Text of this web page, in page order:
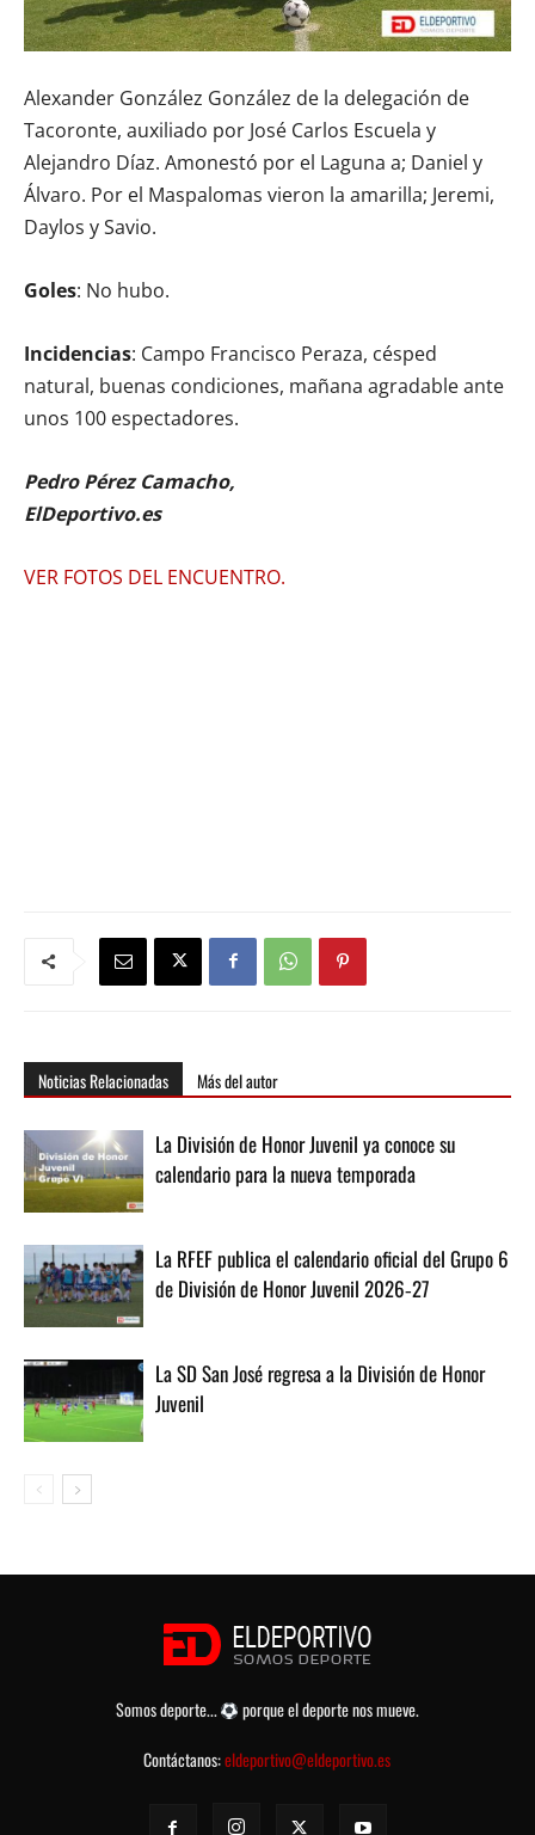
Alexander González González de la delegación de
Tacoronte, auxiliado por José Carlos Escuela y
Alejandro Díaz. Amonestó por el Laguna a; Daniel y
Álvaro. Por el Maspalomas vieron la amarilla; Jeremi,
Daylos y Savio.
Goles: No hubo.
Incidencias: Campo Francisco Peraza, césped
natural, buenas condiciones, mañana agradable ante
unos 100 espectadores.
Pedro Pérez Camacho,
ElDeportivo.es
VER FOTOS DEL ENCUENTRO.
Noticias Relacionadas Más del autor
La División de Honor Juvenil ya conoce su
calendario para la nueva temporada
La RFEF publica el calendario oficial del Grupo 6
de División de Honor Juvenil 2026‑27
La SD San José regresa a la División de Honor
Juvenil
Somos deporte...
porque el deporte nos mueve.
Contáctanos:eldeportivo@eldeportivo.es